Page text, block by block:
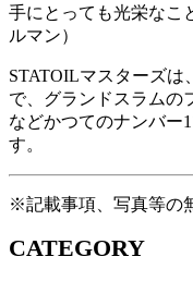
手にとっても光栄なこ
ルマン）
STATOILマスターズは
で、グランドスラムの
などかつてのナンバー
す。
※記載事項、写真等の
CATEGORY